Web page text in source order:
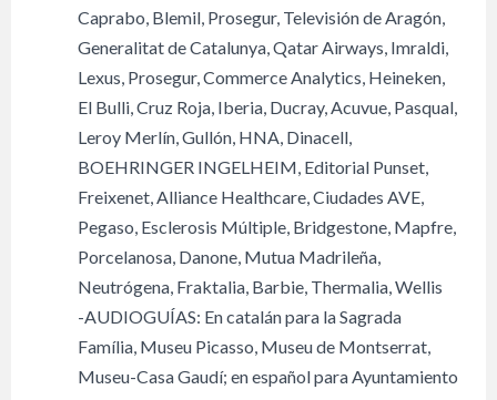
Caprabo, Blemil, Prosegur, Televisión de Aragón,
Generalitat de Catalunya, Qatar Airways, Imraldi,
Lexus, Prosegur, Commerce Analytics, Heineken,
El Bulli, Cruz Roja, Iberia, Ducray, Acuvue, Pasqual,
Leroy Merlín, Gullón, HNA, Dinacell,
BOEHRINGER INGELHEIM, Editorial Punset,
Freixenet, Alliance Healthcare, Ciudades AVE,
Pegaso, Esclerosis Múltiple, Bridgestone, Mapfre,
Porcelanosa, Danone, Mutua Madrileña,
Neutrógena, Fraktalia, Barbie, Thermalia, Wellis
-AUDIOGUÍAS: En catalán para la Sagrada
Família, Museu Picasso, Museu de Montserrat,
Museu-Casa Gaudí; en español para Ayuntamiento